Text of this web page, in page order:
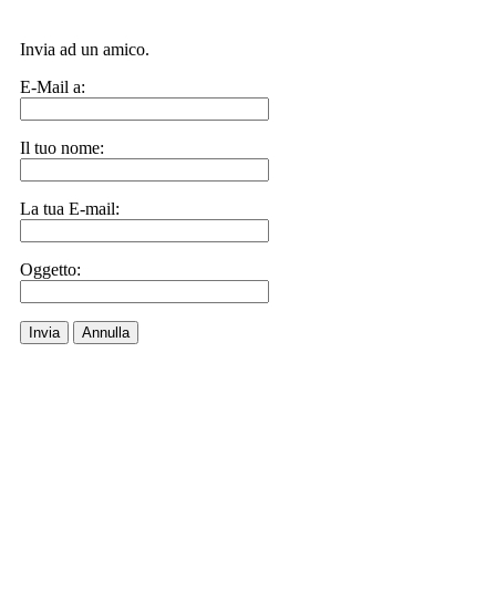
Invia ad un amico.
E-Mail a:
Il tuo nome:
La tua E-mail:
Oggetto:
Invia Annulla